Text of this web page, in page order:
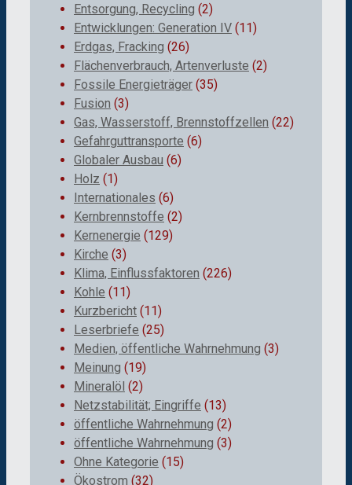
Entsorgung, Recycling (2)
Entwicklungen: Generation IV (11)
Erdgas, Fracking (26)
Flächenverbrauch, Artenverluste (2)
Fossile Energieträger (35)
Fusion (3)
Gas, Wasserstoff, Brennstoffzellen (22)
Gefahrguttransporte (6)
Globaler Ausbau (6)
Holz (1)
Internationales (6)
Kernbrennstoffe (2)
Kernenergie (129)
Kirche (3)
Klima, Einflussfaktoren (226)
Kohle (11)
Kurzbericht (11)
Leserbriefe (25)
Medien, öffentliche Wahrnehmung (3)
Meinung (19)
Mineralöl (2)
Netzstabilität; Eingriffe (13)
öffentliche Wahrnehmung (2)
öffentliche Wahrnehmung (3)
Ohne Kategorie (15)
Ökostrom (32)